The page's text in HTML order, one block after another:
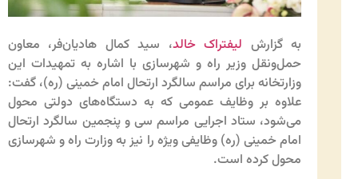
به گزارش لیفتراک خالد، سید کمال هادیان‌فر، معاون
حمل‌ونقل وزیر راه و شهرسازی با اشاره به تمهیدات این
وزارتخانه برای مراسم سالگرد ارتحال امام خمینی (ره)، گفت:
علاوه بر وظایف عمومی که به دستگاه‌های دولتی محول
می‌شود، ستاد اجرایی مراسم سی و پنجمین سالگرد ارتحال
امام خمینی (ره) وظایفی ویژه را نیز به وزارت راه و شهرسازی
محول کرده است.